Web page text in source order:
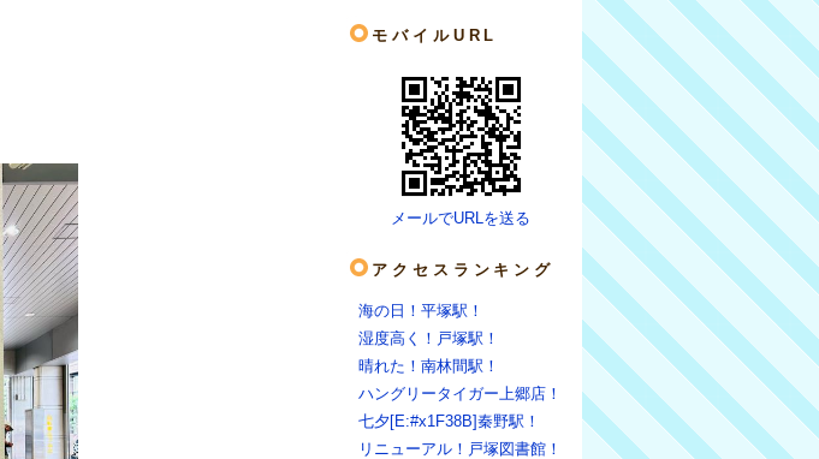
モバイルURL
メールでURLを送る
アクセスランキング
海の日！平塚駅！
湿度高く！戸塚駅！
晴れた！南林間駅！
ハングリータイガー上郷店！
七夕[E:#x1F38B]秦野駅！
リニューアル！戸塚図書館！